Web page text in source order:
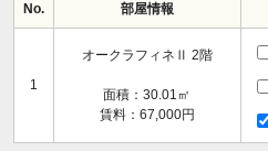
No. 部屋情報
1
オークラフィネⅡ 2階
面積：30.01㎡
賃料：67,000円